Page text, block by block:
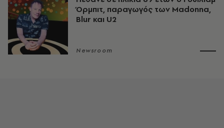
Όρμπιτ, παραγωγός των Madonna,
Blur και U2
Newsroom